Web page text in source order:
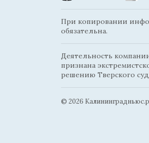
При копировании
обязательна.
Деятельность
признана
решению Тверского
© 2026